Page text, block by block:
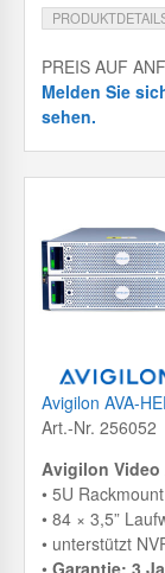
PREIS AUF
Melden Sie
sehen.
Avigilon AVA-
Art.-Nr. 256052
Avigilon Video
• 5U Rackmount
• 84 × 3,5”
• unterstützt